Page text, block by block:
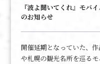
『波よ聞いてくれ』モバ
のお知らせ
開催延期となっていた、
や札幌の観光名所を巡る